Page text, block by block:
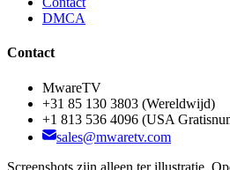
DMCA
Contact
MwareTV
+31 85 130 3803 (Wereldwijd)
+1 813 536 4096 (USA
sales@mwaretv.com
Screenshots zijn alleen ter illustratie.